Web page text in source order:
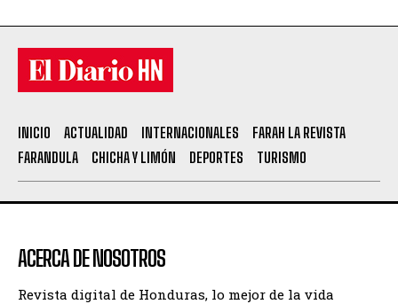
INICIO ACTUALIDAD INTERNACIONALES
FARAH LA REVISTA
FARANDULA
CHICHA Y LIMÓN DEPORTES TURISMO
ACERCA DE NOSOTROS
Revista digital de Honduras, lo mejor de la vida